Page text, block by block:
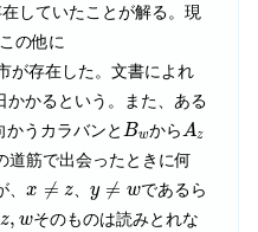
していたことが解る。現
の他に
が存在した。文書によれ
かかるという。また、ある
かうカラバンとBw
Bw からAz
A
道筋で出会ったときに何
、x ≠ z
z 、y ≠ w
w
であるら
z, w
z,w そのものは読みとれな